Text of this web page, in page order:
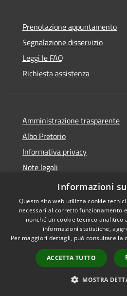
Prenotazione appuntamento
Segnalazione disservizio
Leggi le FAQ
Richiesta assistenza
Amministrazione trasparente
Albo Pretorio
Informativa privacy
Note legali
Dichiarazione di accessibilità
Accessibilità
Informazioni
Questo sito web utilizza cookie
necessari al corretto funzionamento
nonché un cookie tecnico analitico
informazioni statistiche,
Per maggiori dettagli, può consultare la
ACCETTA TUTTO
MOSTRA